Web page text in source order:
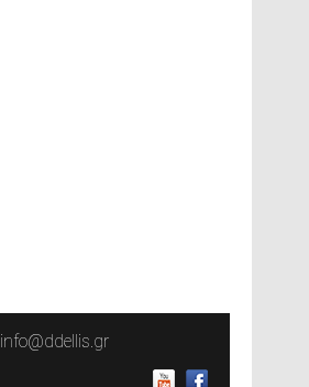
info@ddellis.gr